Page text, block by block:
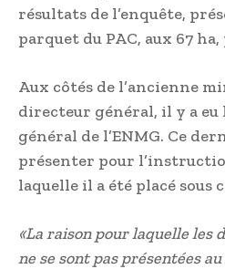
résultats de l’enquête,
parquet du PAC, aux 67
Aux côtés de l’ancienne
directeur général, il y a
général de l’ENMG. Ce
présenter pour
laquelle il a été placé
«La raison pour laquelle les
ne se sont pas présentées